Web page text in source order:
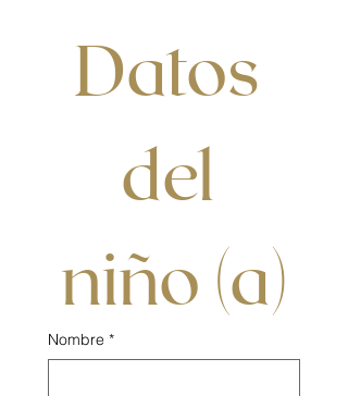
Datos
del
niño (a)
Nombre *